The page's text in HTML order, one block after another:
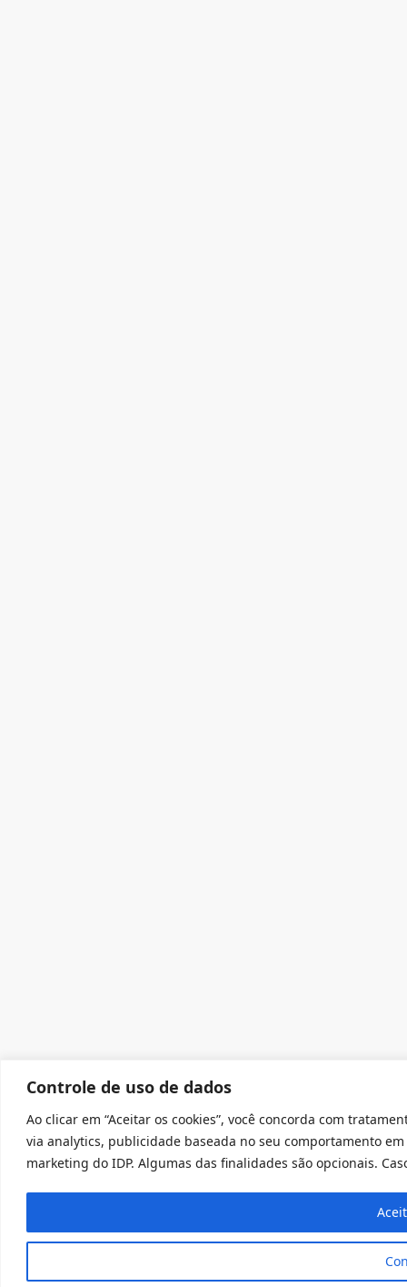
Controle de uso de dados
Ao clicar em “Aceitar os cookies”, você concorda com
via analytics, publicidade baseada no seu comportamento
marketing do IDP. Algumas das finalidades são opcionais.